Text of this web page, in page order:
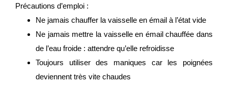
Précautions d’emploi :
Ne jamais chauffer la vaisselle en émail à l’état vide
Ne jamais mettre la vaisselle en émail chauffée dans
de l’eau froide : attendre qu’elle refroidisse
Toujours utiliser des maniques car les poignées
deviennent très vite chaudes